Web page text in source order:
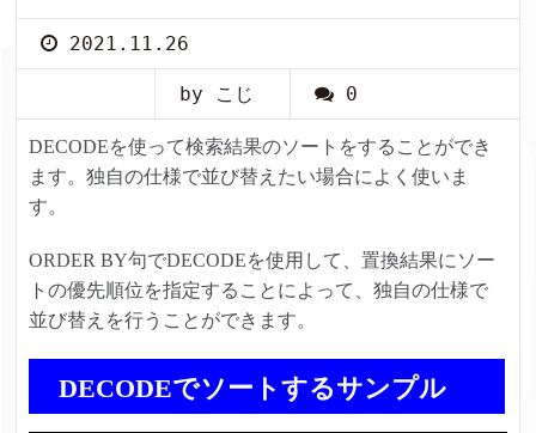
2021.11.26
by こじ 0
DECODEを使って検索結果のソートをすることができ
ます。独自の仕様で並び替えたい場合によく使いま
す。
ORDER BY句でDECODEを使用して、置換結果にソー
トの優先順位を指定することによって、独自の仕様で
並び替えを行うことができます。
DECODEでソートするサンプル